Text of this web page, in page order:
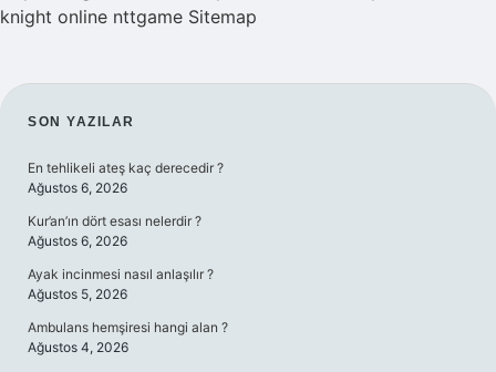
knight online nttgame Sitemap
SIDEBAR
SON YAZILAR
En tehlikeli ateş kaç derecedir ?
Ağustos 6, 2026
Kur’an’ın dört esası nelerdir ?
Ağustos 6, 2026
Ayak incinmesi nasıl anlaşılır ?
Ağustos 5, 2026
Ambulans hemşiresi hangi alan ?
Ağustos 4, 2026